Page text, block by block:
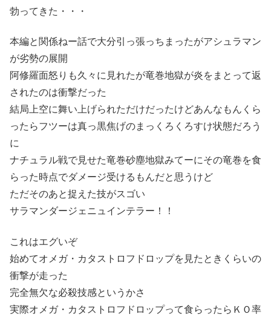
勃ってきた・・・
本編と関係ねー話で大分引っ張っちまったがアシュラマン
が劣勢の展開
阿修羅面怒りも久々に見れたが竜巻地獄が炎をまとって返
されたのは衝撃だった
結局上空に舞い上げられただけだったけどあんなもんくら
ったらフツーは真っ黒焦げのまっくろくろすけ状態だろう
に
ナチュラル戦で見せた竜巻砂塵地獄みてーにその竜巻を食
らった時点でダメージ受けるもんだと思うけど
ただそのあと捉えた技がスゴい
サラマンダージェニュインテラー！！
これはエグいぞ
始めてオメガ・カタストロフドロップを見たときくらいの
衝撃が走った
完全無欠な必殺技感というかさ
実際オメガ・カタストロフドロップって食らったらＫＯ率